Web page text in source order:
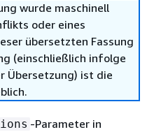
wurde maschinell
oder eines
übersetzten Fassung
(einschließlich infolge
Übersetzung) ist die
-Parameter in